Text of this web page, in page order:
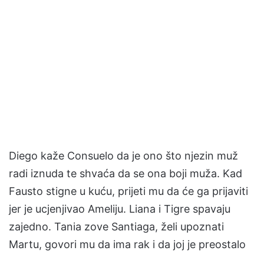
Diego kaže Consuelo da je ono što njezin muž
radi iznuda te shvaća da se ona boji muža. Kad
Fausto stigne u kuću, prijeti mu da će ga prijaviti
jer je ucjenjivao Ameliju. Liana i Tigre spavaju
zajedno. Tania zove Santiaga, želi upoznati
Martu, govori mu da ima rak i da joj je preostalo